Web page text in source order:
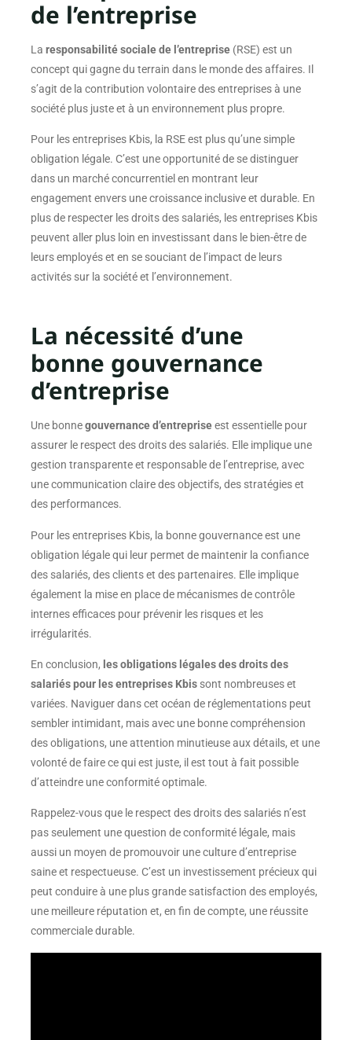
de l’entreprise
La responsabilité sociale de l’entreprise(RSE) est un
concept qui gagne du terrain dans le monde des affaires. Il
s’agit de la contribution volontaire des entreprises à une
société plus juste et à un environnement plus propre.
Pour les entreprises Kbis, la RSE est plus qu’une simple
obligation légale. C’est une opportunité de se distinguer
dans un marché concurrentiel en montrant leur
engagement envers une croissance inclusive et durable. En
plus de respecter les droits des salariés, les entreprises Kbis
peuvent aller plus loin en investissant dans le bien-être de
leurs employés et en se souciant de l’impact de leurs
activités sur la société et l’environnement.
La nécessité d’une
bonne gouvernance
d’entreprise
Une bonnegouvernance d’entrepriseest essentielle pour
assurer le respect des droits des salariés. Elle implique une
gestion transparente et responsable de l’entreprise, avec
une communication claire des objectifs, des stratégies et
des performances.
Pour les entreprises Kbis, la bonne gouvernance est une
obligation légale qui leur permet de maintenir la confiance
des salariés, des clients et des partenaires. Elle implique
également la mise en place de mécanismes de contrôle
internes efficaces pour prévenir les risques et les
irrégularités.
En conclusion, les obligations légales des droits des
salariés pour les entreprises Kbissont nombreuses et
variées. Naviguer dans cet océan de réglementations peut
sembler intimidant, mais avec une bonne compréhension
des obligations, une attention minutieuse aux détails, et une
volonté de faire ce qui est juste, il est tout à fait possible
d’atteindre une conformité optimale.
Rappelez-vous que le respect des droits des salariés n’est
pas seulement une question de conformité légale, mais
aussi un moyen de promouvoir une culture d’entreprise
saine et respectueuse. C’est un investissement précieux qui
peut conduire à une plus grande satisfaction des employés,
une meilleure réputation et, en fin de compte, une réussite
commerciale durable.